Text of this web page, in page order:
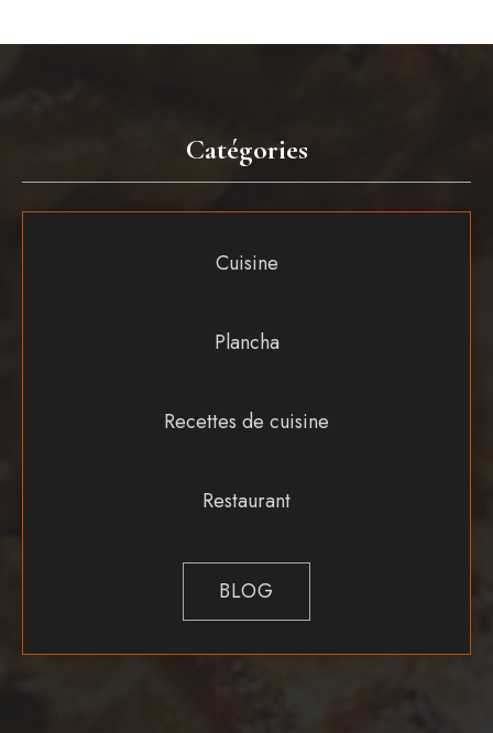
Catégories
Cuisine
Plancha
Recettes de cuisine
Restaurant
BLOG